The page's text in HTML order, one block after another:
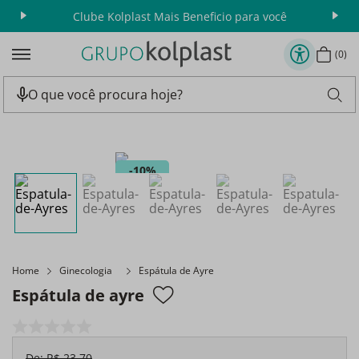
Clube Kolplast Mais Beneficio para você
0
10%
Home Ginecologia Espátula de Ayre
Espátula de ayre